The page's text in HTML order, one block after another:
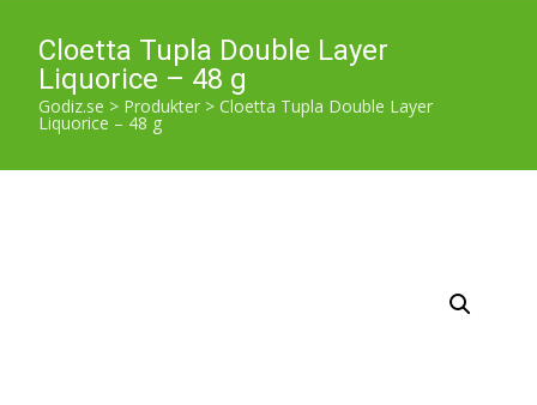
Cloetta Tupla Double Layer
Liquorice – 48 g
Godiz.se > Produkter > Cloetta Tupla Double Layer
Liquorice – 48 g